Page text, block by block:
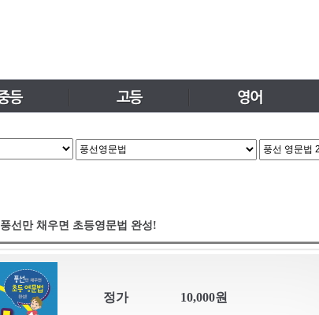
풍선만 채우면 초등영문법 완성!
정가 10,000원